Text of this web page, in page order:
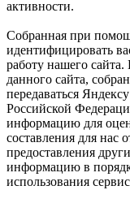
активности.
Собранная при
идентифицировать
работу нашего
данного сайта,
передаваться
Российской
информацию для
составления для нас
предоставления
информацию в
использования